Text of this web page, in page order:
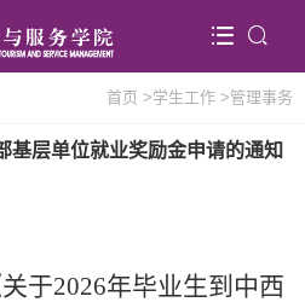
首页 >学生工作 >管理事务
基层单位就业奖励金申请的通知
于2026年毕业生到中西